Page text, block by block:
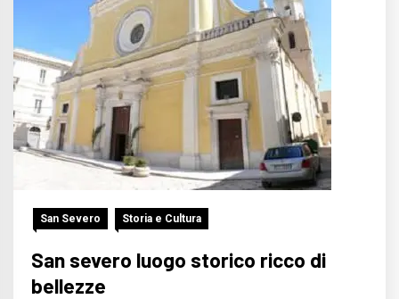
San Severo Storia e Cultura
San severo luogo storico ricco di
bellezze